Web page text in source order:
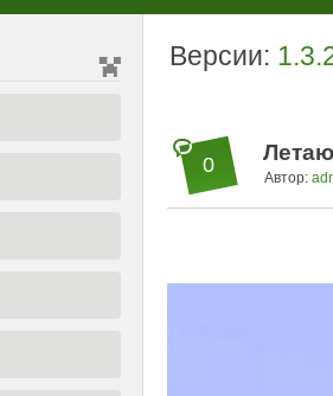
Версии:
0
Автор: